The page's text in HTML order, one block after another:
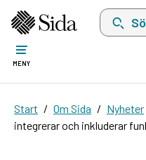
Sök på
MENY
Start Om Sida Nyheter
integrerar och inkluderar